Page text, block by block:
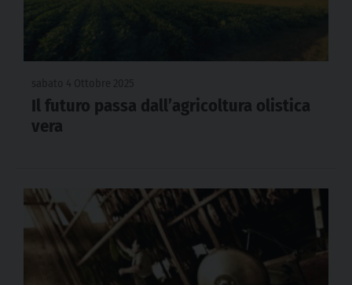
Il futuro passa dall’agricoltura olistica
vera